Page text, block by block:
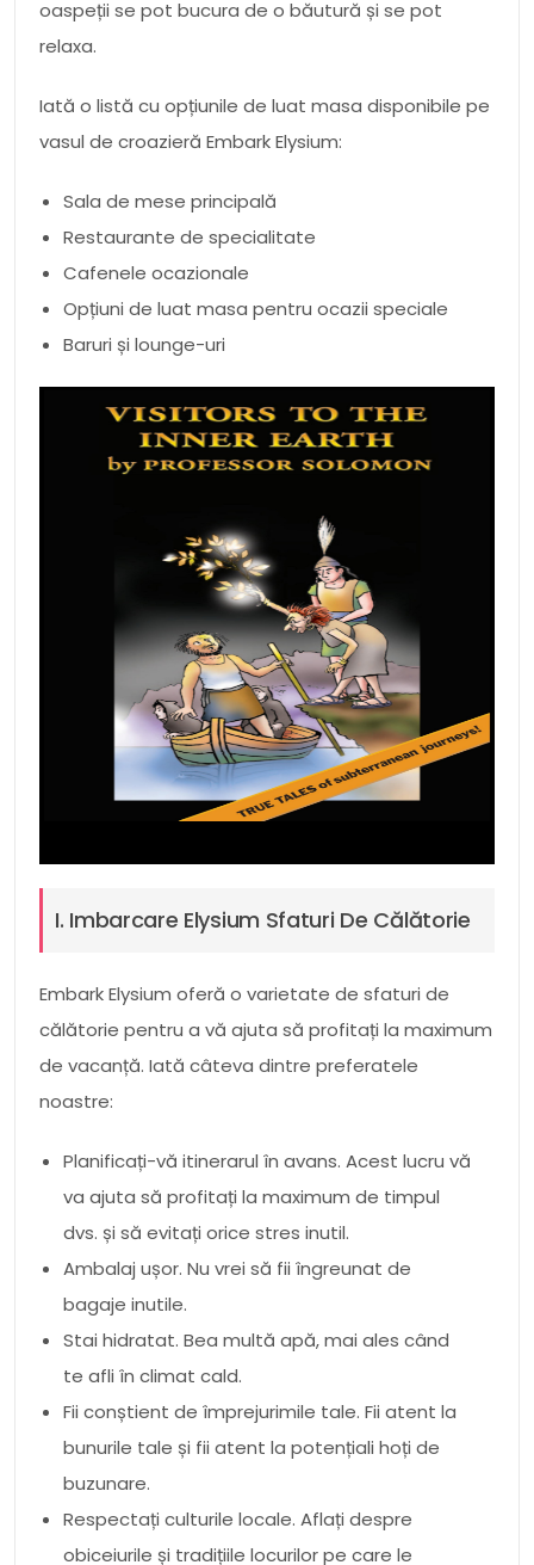
oaspeții se pot bucura de o băutură și se pot
relaxa.
Iată o listă cu opțiunile de luat masa disponibile pe
vasul de croazieră Embark Elysium:
Sala de mese principală
Restaurante de specialitate
Cafenele ocazionale
Opțiuni de luat masa pentru ocazii speciale
Baruri și lounge-uri
I. Imbarcare Elysium Sfaturi De Călătorie
Embark Elysium oferă o varietate de sfaturi de
călătorie pentru a vă ajuta să profitați la maximum
de vacanță. Iată câteva dintre preferatele
noastre:
Planificați-vă itinerarul în avans. Acest lucru vă
va ajuta să profitați la maximum de timpul
dvs. și să evitați orice stres inutil.
Ambalaj ușor. Nu vrei să fii îngreunat de
bagaje inutile.
Stai hidratat. Bea multă apă, mai ales când
te afli în climat cald.
Fii conștient de împrejurimile tale. Fii atent la
bunurile tale și fii atent la potențiali hoți de
buzunare.
Respectați culturile locale. Aflați despre
obiceiurile și tradițiile locurilor pe care le